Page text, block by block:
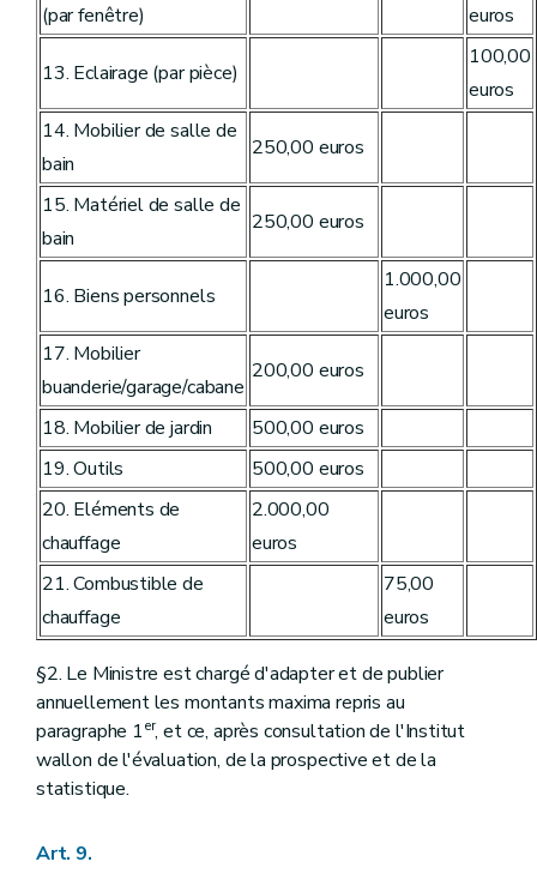
(par fenêtre)
euros
13. Eclairage (par pièce)
100,00
euros
14. Mobilier de salle de
bain
250,00 euros
15. Matériel de salle de
bain
250,00 euros
16. Biens personnels
1.000,00
euros
17. Mobilier
buanderie/garage/cabane
200,00 euros
18. Mobilier de jardin
500,00 euros
19. Outils
500,00 euros
20. Eléments de
chauffage
2.000,00
euros
21. Combustible de
chauffage
75,00
euros
§2. Le Ministre est chargé d'adapter et de publier
annuellement les montants maxima repris au
paragraphe 1er, et ce, après consultation de l'Institut
wallon de l'évaluation, de la prospective et de la
statistique.
Art. 9.